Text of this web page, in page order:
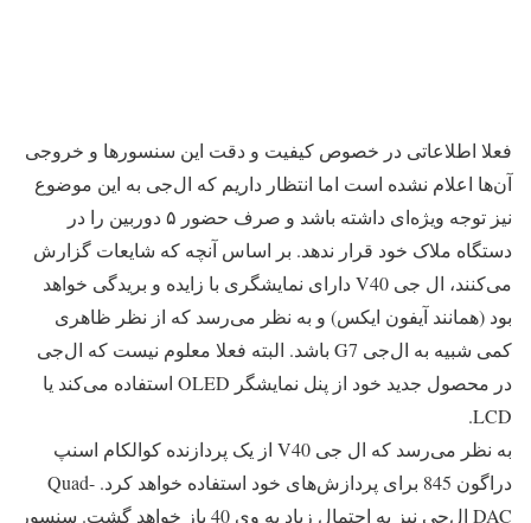
فعلا اطلاعاتی در خصوص کیفیت و دقت این سنسور‌ها و خروجی
آن‌ها اعلام نشده است اما انتظار داریم که ال‌جی به این موضوع
نیز توجه ویژه‌ای داشته باشد و صرف حضور ۵ دوربین را در
دستگاه ملاک خود قرار ندهد. بر اساس آنچه که شایعات گزارش
می‌کنند، ال جی V40 دارای نمایشگری با زایده و بریدگی خواهد
بود (همانند آیفون ایکس)‌ و به نظر می‌رسد که از نظر ظاهری
کمی شبیه به ال‌جی G7 باشد. البته فعلا معلوم نیست که ال‌جی
در محصول جدید خود از پنل نمایشگر OLED استفاده می‌کند یا
LCD.
به نظر می‌رسد که ال جی V40 از یک پردازنده کوالکام اسنپ
دراگون 845 برای پردازش‌های خود استفاده خواهد کرد. Quad-
DAC ال‌جی نیز به احتمال زیاد به وی 40 باز خواهد گشت. سنسور